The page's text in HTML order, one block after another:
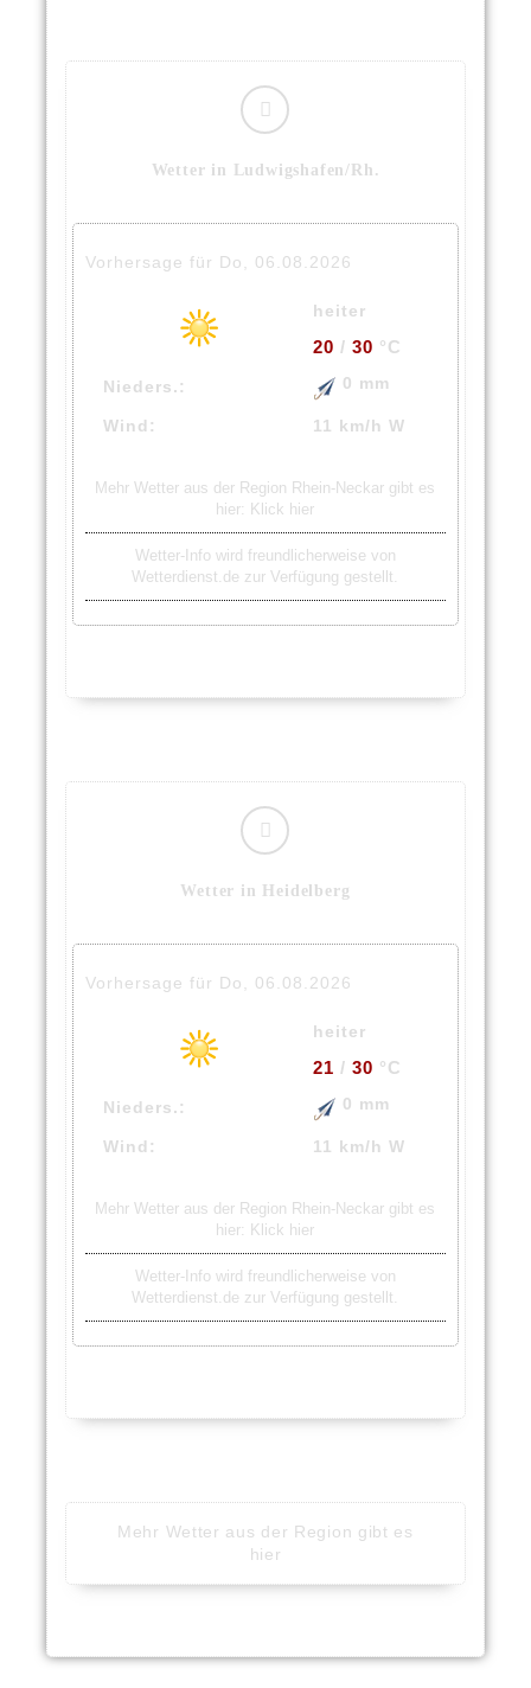
Wetter in Ludwigshafen/Rh.
Vorhersage für Do, 06.08.2026
heiter
20 / 30 °C
Nieders.: 0 mm
Wind: 11 km/h W
Mehr Wetter aus der Region Rhein-Neckar gibt es
hier: Klick hier
Wetter-Info wird freundlicherweise von
Wetterdienst.de zur Verfügung gestellt.
Wetter in Heidelberg
Vorhersage für Do, 06.08.2026
heiter
21 / 30 °C
Nieders.: 0 mm
Wind: 11 km/h W
Mehr Wetter aus der Region Rhein-Neckar gibt es
hier: Klick hier
Wetter-Info wird freundlicherweise von
Wetterdienst.de zur Verfügung gestellt.
Mehr Wetter aus der Region gibt es
hier